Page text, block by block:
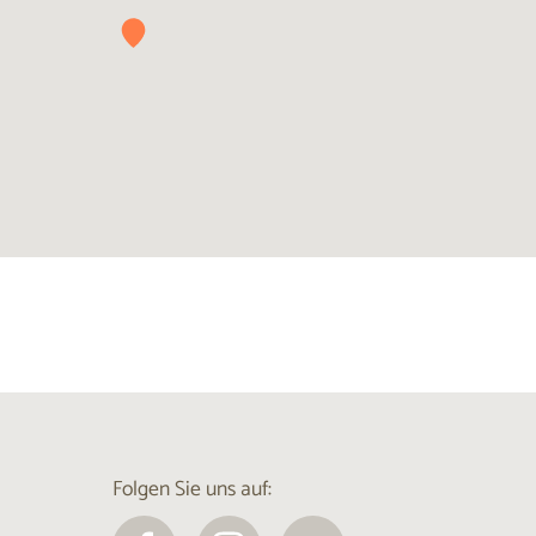
Folgen Sie uns auf: